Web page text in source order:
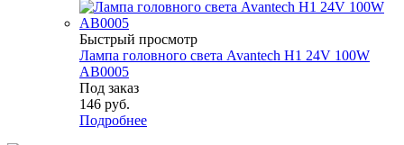
Быстрый просмотр
Лампа головного света Avantech H1 24V 100W
AB0005
Под заказ
146 руб.
Подробнее